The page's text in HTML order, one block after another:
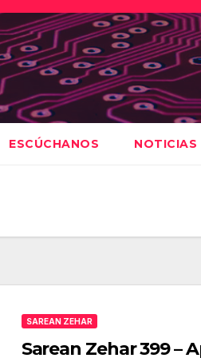
ESCÚCHANOS NOTICIAS
SAREAN ZEHAR
Sarean Zehar 399 –